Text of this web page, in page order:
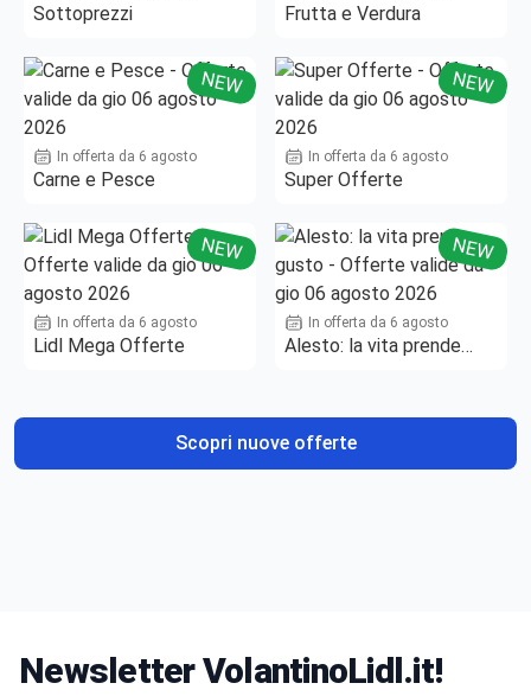
Sottoprezzi Frutta e Verdura
NEW
In offerta da 6 agosto
Carne e Pesce
NEW
In offerta da 6 agosto
Super Offerte
NEW
In offerta da 6 agosto
Lidl Mega Offerte
NEW
In offerta da 6 agosto
Alesto: la vita prende
Scopri nuove offerte
Newsletter VolantinoLidl.it!